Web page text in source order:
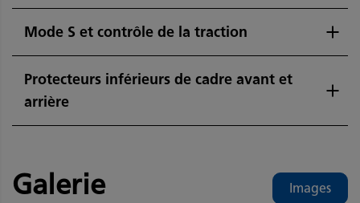
Mode S et contrôle de la traction
Protecteurs inférieurs de cadre avant et
arrière
Galerie Images